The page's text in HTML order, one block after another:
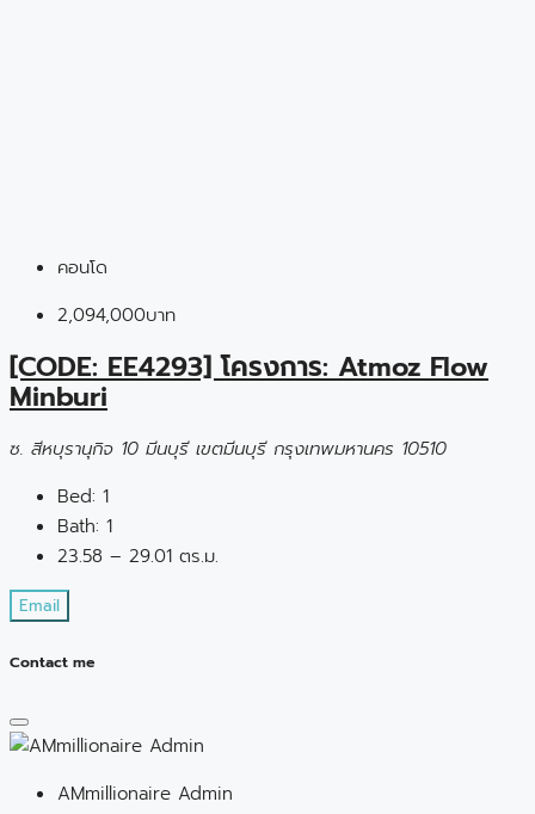
คอนโด
2,094,000บาท
[CODE: EE4293] โครงการ: Atmoz Flow
Minburi
ซ. สีหบุรานุกิจ 10 มีนบุรี เขตมีนบุรี กรุงเทพมหานคร 10510
Bed: 1
Bath: 1
23.58 – 29.01 ตร.ม.
Email
Contact me
AMmillionaire Admin